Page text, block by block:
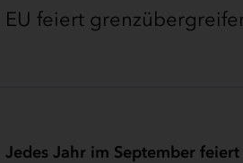
EU feiert
Jedes Jahr im September